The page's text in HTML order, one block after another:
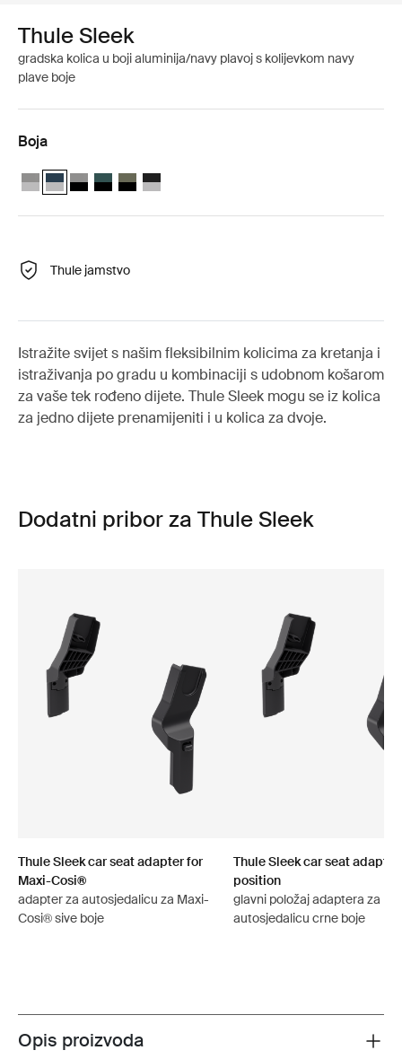
Thule Sleek
gradska kolica u boji aluminija/navy plavoj s kolijevkom navy
plave boje
Boja
Thule Sleek infant stroller bundle – seat and bassinet Aluminij/Siva
Thule Sleek infant stroller bundle – seat and bassinet Aluminij/
Thule Sleek infant stroller bundle – seat and bassinet
Thule Sleek infant stroller bundle – seat and bassinet
Thule Sleek infant stroller bundle – seat and
Thule Sleek infant stroller bundle – seat and
Thule jamstvo
Istražite svijet s našim fleksibilnim kolicima za kretanja i
istraživanja po gradu u kombinaciji s udobnom košarom
za vaše tek rođeno dijete. Thule Sleek mogu se iz kolica
za jedno dijete prenamijeniti i u kolica za dvoje.
Dodatni pribor za Thule Sleek
Thule Sleek car seat adapter for
Maxi-Cosi®
adapter za autosjedalicu za Maxi-
Cosi® sive boje
Thule Sleek car seat
position
glavni položaj adaptera za
autosjedalicu crne boje
Toggle overview
Opis proizvoda